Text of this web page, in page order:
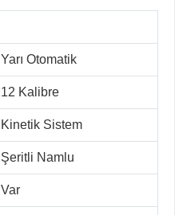
Yarı Otomatik
12 Kalibre
Kinetik Sistem
Şeritli Namlu
Var